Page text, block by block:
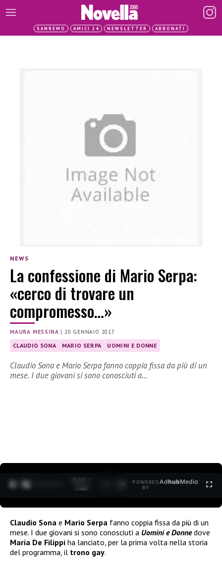
SANREMO AMICI 24 NEWSLETTER ABBONATI
NEWS
La confessione di Mario Serpa:
«cerco di trovare un
compromesso…»
MAURA MESSINA | 20 GENNAIO 2017
CLAUDIO SONA MARIO SERPA UOMINI E DONNE
Claudio Sona e Mario Serpa fanno coppia fissa da più di un
mese. I due giovani si sono conosciuti a…
0:27 /
1:40
POWERED
BY
AdhubMedia
Claudio Sona e Mario Serpa fanno coppia fissa da più di un
mese. I due giovani si sono conosciuti a Uomini e Donne dove
Maria De Filippi ha lanciato, per la prima volta nella storia
del programma, il trono gay.